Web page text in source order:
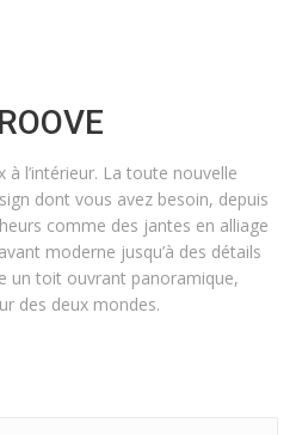
à l’intérieur. La toute nouvelle
dont vous avez besoin, depuis
comme des jantes en alliage
moderne jusqu’à des détails
un toit ouvrant panoramique,
des deux mondes.